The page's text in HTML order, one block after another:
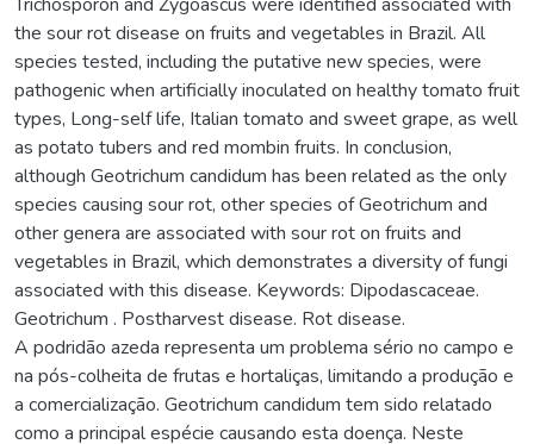
the sour rot disease on fruits and vegetables in Brazil. All
species tested, including the putative new species, were
pathogenic when artificially inoculated on healthy tomato fruit
types, Long-self life, Italian tomato and sweet grape, as well
as potato tubers and red mombin fruits. In conclusion,
although Geotrichum candidum has been related as the only
species causing sour rot, other species of Geotrichum and
other genera are associated with sour rot on fruits and
vegetables in Brazil, which demonstrates a diversity of fungi
associated with this disease. Keywords: Dipodascaceae.
Geotrichum . Postharvest disease. Rot disease.
A podridão azeda representa um problema sério no campo e
na pós-colheita de frutas e hortaliças, limitando a produção e
a comercialização. Geotrichum candidum tem sido relatado
como a principal espécie causando esta doença. Neste